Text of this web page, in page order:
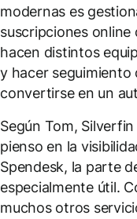
modernas es
suscripciones online
hacen distintos
y hacer seguimiento
convertirse en un
Según Tom,
pienso en la
Spendesk, la parte
especialmente útil.
muchos otros